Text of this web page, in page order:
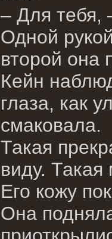
– Для тебя,
Одной
второй она
Кейн
глаза, как
смаковала.
Такая
виду. Такая
Его кожу
Она